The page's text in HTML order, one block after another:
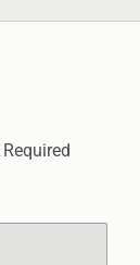
Required